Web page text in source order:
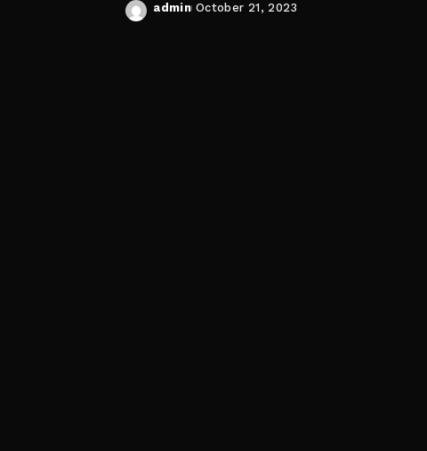
admin October 21, 2023